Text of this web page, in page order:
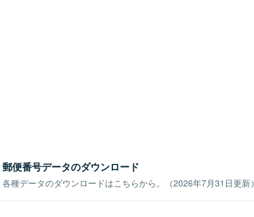
郵便番号データのダウンロード
各種データのダウンロードはこちらから。（2026年7月31日更新）